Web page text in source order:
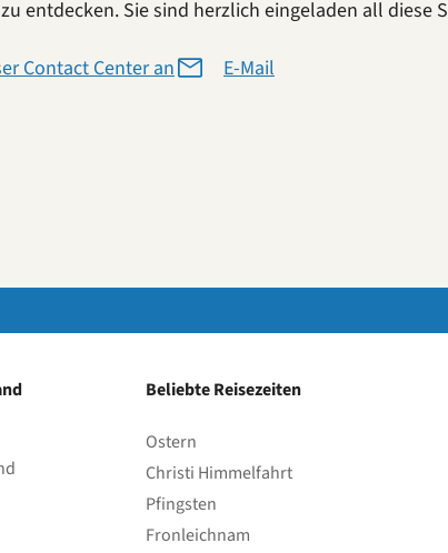
entdecken. Sie sind herzlich eingeladen all diese
Contact Center an E-Mail
Beliebte Reisezeiten
Ostern
Christi Himmelfahrt
Pfingsten
Fronleichnam